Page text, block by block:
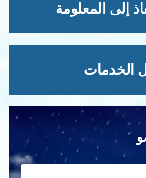
إلى المعلومة
الخدمات